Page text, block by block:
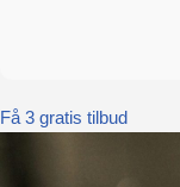
Få 3 gratis tilbud